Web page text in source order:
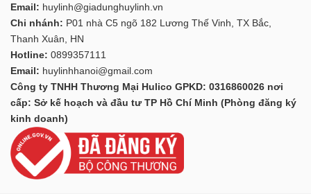
Email: huylinh@giadunghuylinh.vn
Chi nhánh: P01 nhà C5 ngõ 182 Lương Thế Vinh, TX Bắc,
Thanh Xuân, HN
Hotline: 0899357111
Email: huylinhhanoi@gmail.com
Công ty TNHH Thương Mại Hulico GPKD: 0316860026 nơi
cấp: Sở kế hoạch và đầu tư TP Hồ Chí Minh (Phòng đăng ký
kinh doanh)